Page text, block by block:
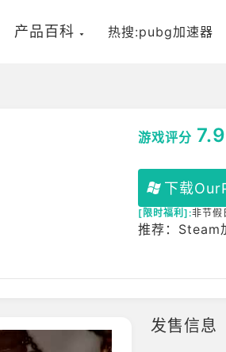
产品百科 热搜:pubg加速器
游戏评分 7.9
下载
[限时福利]:非节假
推荐：Steam
发售信息